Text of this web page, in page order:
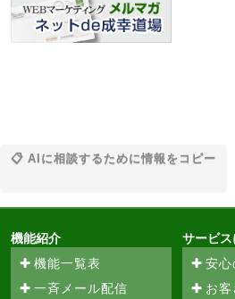
📋 AIに相談するために情報をコピー
機能紹介
機能一覧表
一斉メール配信
サービ
安心
お